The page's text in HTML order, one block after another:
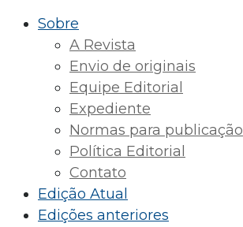
Sobre
A Revista
Envio de originais
Equipe Editorial
Expediente
Normas para publicação
Política Editorial
Contato
Edição Atual
Edições anteriores